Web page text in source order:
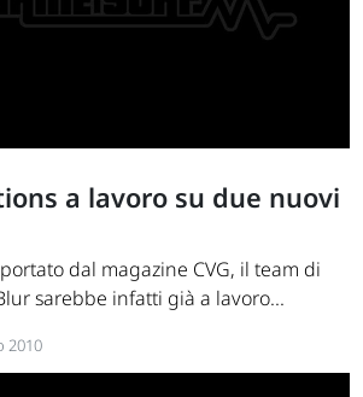
a lavoro su due nuovi
dal magazine CVG, il team di
sarebbe infatti già a lavoro...
2010